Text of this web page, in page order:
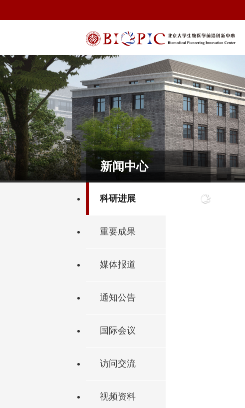
新闻中心
科研进展
重要成果
媒体报道
通知公告
国际会议
访问交流
视频资料